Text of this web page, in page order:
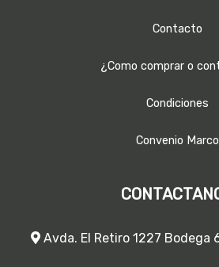
Contacto
¿Como comprar o
Condiciones
Convenio Marco
Avda. El Retiro 1227 Bodega